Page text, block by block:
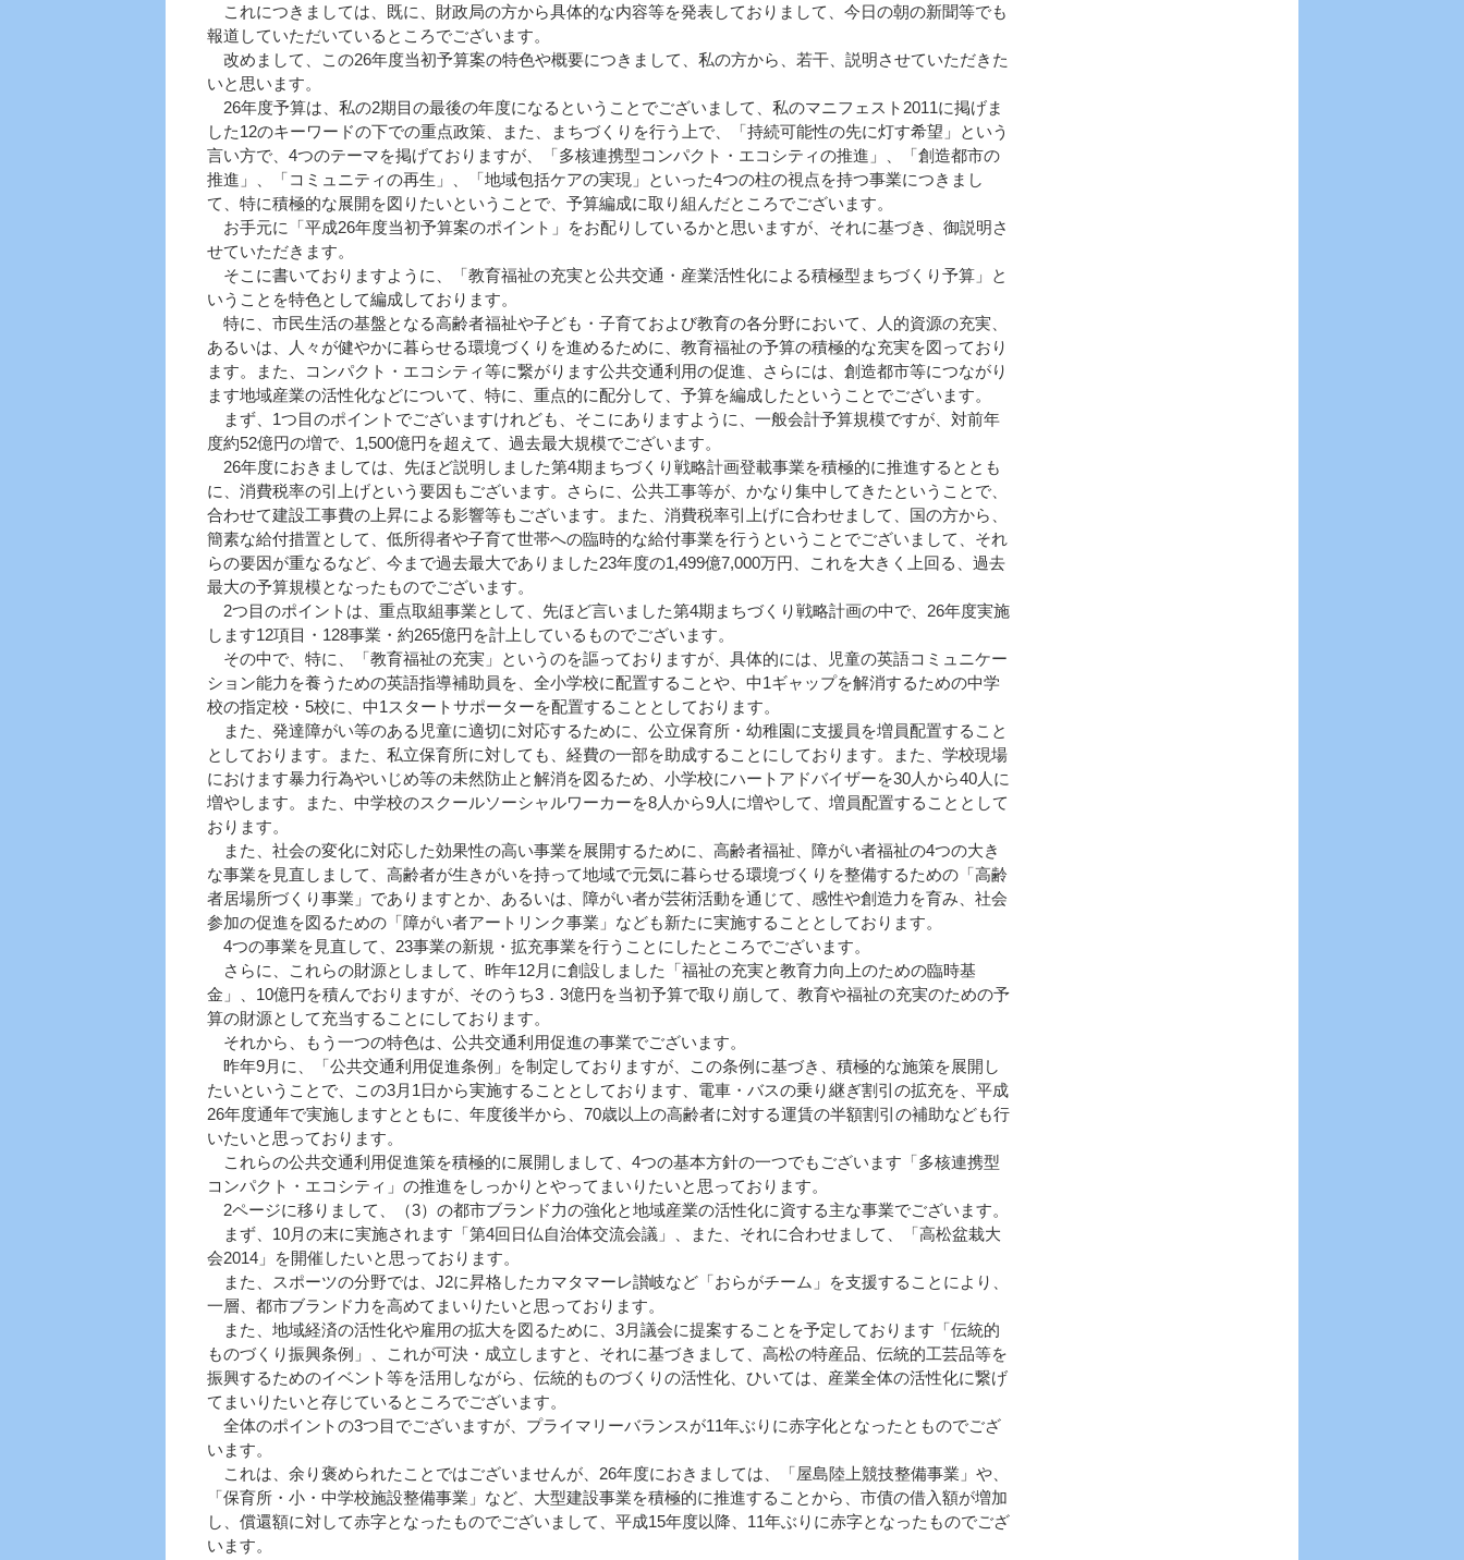
これにつきましては、既に、財政局の方から具体的な内容等を発表しておりまして、今日の朝の新聞等でも
報道していただいているところでございます。
改めまして、この26年度当初予算案の特色や概要につきまして、私の方から、若干、説明させていただきた
いと思います。
26年度予算は、私の2期目の最後の年度になるということでございまして、私のマニフェスト2011に掲げま
した12のキーワードの下での重点政策、また、まちづくりを行う上で、「持続可能性の先に灯す希望」という
言い方で、4つのテーマを掲げておりますが、「多核連携型コンパクト・エコシティの推進」、「創造都市の
推進」、「コミュニティの再生」、「地域包括ケアの実現」といった4つの柱の視点を持つ事業につきまし
て、特に積極的な展開を図りたいということで、予算編成に取り組んだところでございます。
お手元に「平成26年度当初予算案のポイント」をお配りしているかと思いますが、それに基づき、御説明さ
せていただきます。
そこに書いておりますように、「教育福祉の充実と公共交通・産業活性化による積極型まちづくり予算」と
いうことを特色として編成しております。
特に、市民生活の基盤となる高齢者福祉や子ども・子育ておよび教育の各分野において、人的資源の充実、
あるいは、人々が健やかに暮らせる環境づくりを進めるために、教育福祉の予算の積極的な充実を図っており
ます。また、コンパクト・エコシティ等に繋がります公共交通利用の促進、さらには、創造都市等につながり
ます地域産業の活性化などについて、特に、重点的に配分して、予算を編成したということでございます。
まず、1つ目のポイントでございますけれども、そこにありますように、一般会計予算規模ですが、対前年
度約52億円の増で、1,500億円を超えて、過去最大規模でございます。
26年度におきましては、先ほど説明しました第4期まちづくり戦略計画登載事業を積極的に推進するととも
に、消費税率の引上げという要因もございます。さらに、公共工事等が、かなり集中してきたということで、
合わせて建設工事費の上昇による影響等もございます。また、消費税率引上げに合わせまして、国の方から、
簡素な給付措置として、低所得者や子育て世帯への臨時的な給付事業を行うということでございまして、それ
らの要因が重なるなど、今まで過去最大でありました23年度の1,499億7,000万円、これを大きく上回る、過去
最大の予算規模となったものでございます。
2つ目のポイントは、重点取組事業として、先ほど言いました第4期まちづくり戦略計画の中で、26年度実施
します12項目・128事業・約265億円を計上しているものでございます。
その中で、特に、「教育福祉の充実」というのを謳っておりますが、具体的には、児童の英語コミュニケー
ション能力を養うための英語指導補助員を、全小学校に配置することや、中1ギャップを解消するための中学
校の指定校・5校に、中1スタートサポーターを配置することとしております。
また、発達障がい等のある児童に適切に対応するために、公立保育所・幼稚園に支援員を増員配置すること
としております。また、私立保育所に対しても、経費の一部を助成することにしております。また、学校現場
におけます暴力行為やいじめ等の未然防止と解消を図るため、小学校にハートアドバイザーを30人から40人に
増やします。また、中学校のスクールソーシャルワーカーを8人から9人に増やして、増員配置することとして
おります。
また、社会の変化に対応した効果性の高い事業を展開するために、高齢者福祉、障がい者福祉の4つの大き
な事業を見直しまして、高齢者が生きがいを持って地域で元気に暮らせる環境づくりを整備するための「高齢
者居場所づくり事業」でありますとか、あるいは、障がい者が芸術活動を通じて、感性や創造力を育み、社会
参加の促進を図るための「障がい者アートリンク事業」なども新たに実施することとしております。
4つの事業を見直して、23事業の新規・拡充事業を行うことにしたところでございます。
さらに、これらの財源としまして、昨年12月に創設しました「福祉の充実と教育力向上のための臨時基
金」、10億円を積んでおりますが、そのうち3．3億円を当初予算で取り崩して、教育や福祉の充実のための予
算の財源として充当することにしております。
それから、もう一つの特色は、公共交通利用促進の事業でございます。
昨年9月に、「公共交通利用促進条例」を制定しておりますが、この条例に基づき、積極的な施策を展開し
たいということで、この3月1日から実施することとしております、電車・バスの乗り継ぎ割引の拡充を、平成
26年度通年で実施しますとともに、年度後半から、70歳以上の高齢者に対する運賃の半額割引の補助なども行
いたいと思っております。
これらの公共交通利用促進策を積極的に展開しまして、4つの基本方針の一つでもございます「多核連携型
コンパクト・エコシティ」の推進をしっかりとやってまいりたいと思っております。
2ページに移りまして、（3）の都市ブランド力の強化と地域産業の活性化に資する主な事業でございます。
まず、10月の末に実施されます「第4回日仏自治体交流会議」、また、それに合わせまして、「高松盆栽大
会2014」を開催したいと思っております。
また、スポーツの分野では、J2に昇格したカマタマーレ讃岐など「おらがチーム」を支援することにより、
一層、都市ブランド力を高めてまいりたいと思っております。
また、地域経済の活性化や雇用の拡大を図るために、3月議会に提案することを予定しております「伝統的
ものづくり振興条例」、これが可決・成立しますと、それに基づきまして、高松の特産品、伝統的工芸品等を
振興するためのイベント等を活用しながら、伝統的ものづくりの活性化、ひいては、産業全体の活性化に繋げ
てまいりたいと存じているところでございます。
全体のポイントの3つ目でございますが、プライマリーバランスが11年ぶりに赤字化となったとものでござ
います。
これは、余り褒められたことではございませんが、26年度におきましては、「屋島陸上競技整備事業」や、
「保育所・小・中学校施設整備事業」など、大型建設事業を積極的に推進することから、市債の借入額が増加
し、償還額に対して赤字となったものでございまして、平成15年度以降、11年ぶりに赤字となったものでござ
います。